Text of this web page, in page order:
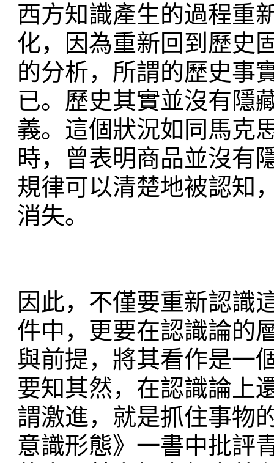
西方知識產生的過程重
化，因為重新回到歷史
的分析，所謂的歷史事
已。歷史其實並沒有隱
義。這個狀況如同馬克
時，曾表明商品並沒有
規律可以清楚地被認知
消失。
因此，不僅要重新認識
件中，更要在認識論的
與前提，將其看作是一
要知其然，在認識論上
謂激進，就是抓住事物
意識形態》一書中批評